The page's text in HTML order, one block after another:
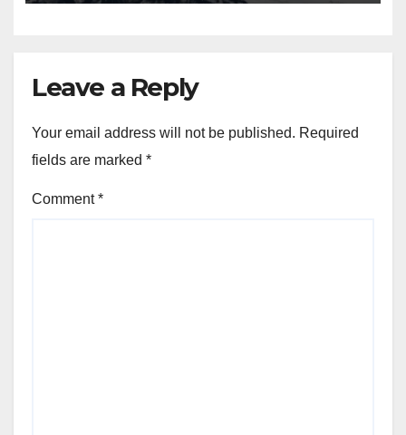
Leave a Reply
Your email address will not be published. Required
fields are marked *
Comment*